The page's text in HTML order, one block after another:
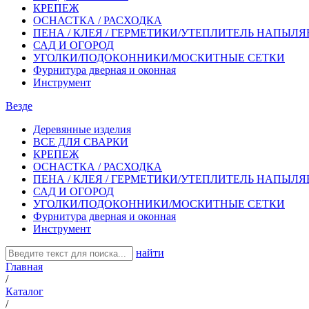
КРЕПЕЖ
ОСНАСТКА / РАСХОДКА
ПЕНА / КЛЕЯ / ГЕРМЕТИКИ/УТЕПЛИТЕЛЬ
САД И ОГОРОД
УГОЛКИ/ПОДОКОННИКИ/МОСКИТНЫЕ СЕТКИ
Фурнитура дверная и оконная
Инструмент
Везде
Деревянные изделия
ВСЕ ДЛЯ СВАРКИ
КРЕПЕЖ
ОСНАСТКА / РАСХОДКА
ПЕНА / КЛЕЯ / ГЕРМЕТИКИ/УТЕПЛИТЕЛЬ
САД И ОГОРОД
УГОЛКИ/ПОДОКОННИКИ/МОСКИТНЫЕ СЕТКИ
Фурнитура дверная и оконная
Инструмент
найти
Главная
/
Каталог
/